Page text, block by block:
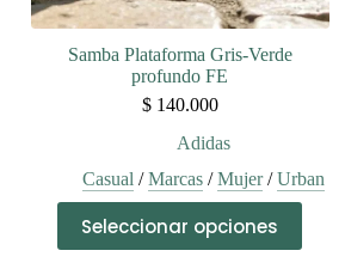
Samba Plataforma Gris-Verde
profundo FE
$140.000
Adidas
Casual /Marcas /Mujer/Urban
Seleccionar opciones
producto
tiene